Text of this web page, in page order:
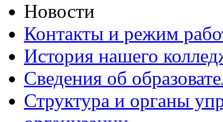
Новости
Контакты и режим
История нашего
Сведения об
Структура и органы